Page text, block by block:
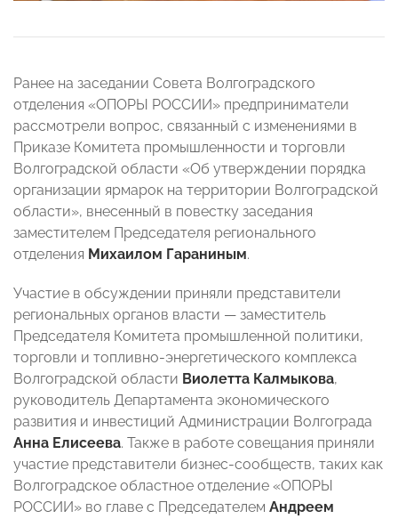
Ранее на заседании Совета Волгоградского
отделения «ОПОРЫ РОССИИ» предприниматели
рассмотрели вопрос, связанный с изменениями в
Приказе Комитета промышленности и торговли
Волгоградской области «Об утверждении порядка
организации ярмарок на территории Волгоградской
области», внесенный в повестку заседания
заместителем Председателя регионального
отделения Михаилом Гараниным.
Участие в обсуждении приняли представители
региональных органов власти — заместитель
Председателя Комитета промышленной политики,
торговли и топливно-энергетического комплекса
Волгоградской области Виолетта Калмыкова,
руководитель Департамента экономического
развития и инвестиций Администрации Волгограда
Анна Елисеева. Также в работе совещания приняли
участие представители бизнес-сообществ, таких как
Волгоградское областное отделение «ОПОРЫ
РОССИИ» во главе с Председателем Андреем